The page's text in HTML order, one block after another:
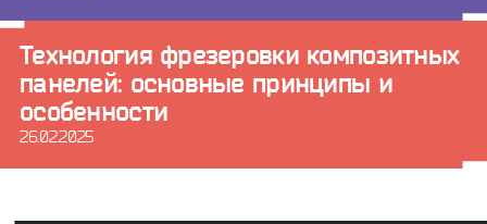
Технология фрезеровки композитных
панелей: основные принципы и
особенности
26.02.2025